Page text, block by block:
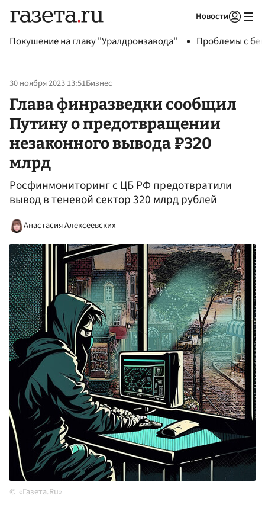
Новости
Покушение на главу "Уралдронзавода" Проблемы с
30 ноября 2023 13:51Бизнес
Глава финразведки сообщил
Путину о предотвращении
незаконного вывода ₽320
млрд
Росфинмониторинг с ЦБ РФ предотвратили
вывод в теневой сектор 320 млрд рублей
Анастасия Алексеевских
«Газета.Ru»